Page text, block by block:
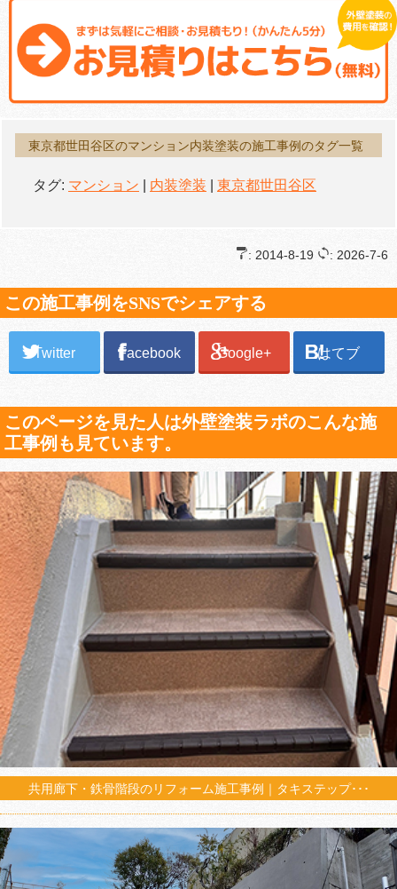
東京都世田谷区のマンション内装塗装の施工事例のタグ一覧
タグ: マンション 内装塗装 東京都世田谷区
: 2014-8-19 : 2026-7-6
この施工事例をSNSでシェアする
Twitter Facebook Google+ はてブ
このページを見た人は外壁塗装ラボのこんな施
工事例も見ています。
共用廊下・鉄骨階段のリフォーム施工事例｜タキステップ･･･